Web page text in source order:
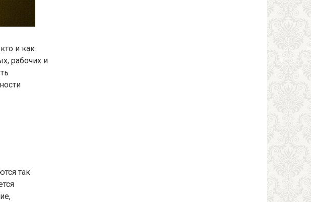
и как
рабочих и
так